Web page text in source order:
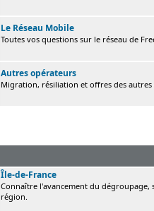
Le Réseau Mobile
Toutes vos questions sur le réseau de
Autres opérateurs
Migration, résiliation et offres des
Île-de-France
Connaître l'avancement du
région.